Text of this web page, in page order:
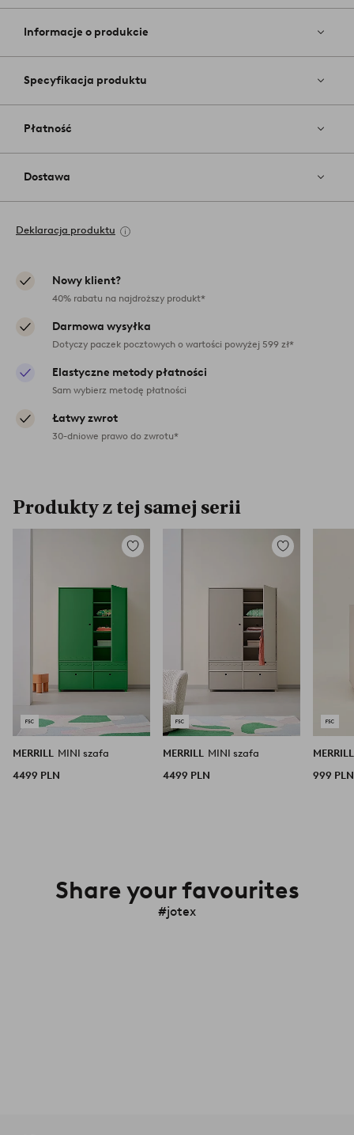
do
Informacje o produkcie
Specyfikacja produktu
Płatność
Dostawa
Deklaracja produktu
Nowy klient?
40% rabatu na najdroższy produkt*
Darmowa wysyłka
Dotyczy paczek pocztowych o wartości powyżej 599 zł*
Elastyczne metody płatności
Sam wybierz metodę płatności
Łatwy zwrot
30-dniowe prawo do zwrotu*
Produkty z tej samej serii
Dodaj
MERRILL
MINI szafa
4499 PLN
Dodaj
MERRILL
MINI szafa
4499 PLN
999 PLN
Share your favourites
#jotex